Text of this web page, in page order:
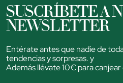
SUSCRÍBETE A
NEWSLETTER
Entérate antes que nadie de
tendencias y sorpresas. y
Además llévate 10€ para canjear